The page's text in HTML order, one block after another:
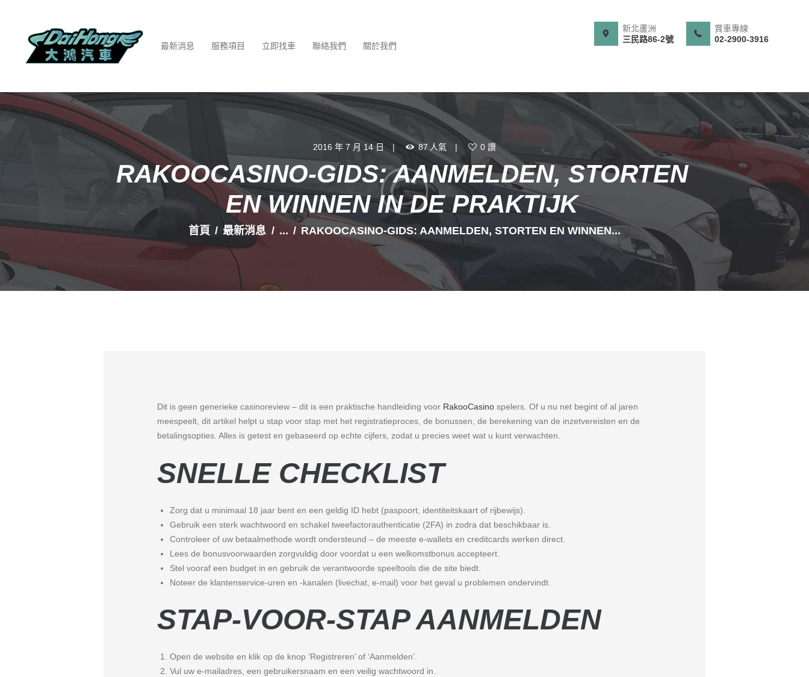
最新消息 服務項目 立即找車 聯絡我們 關於我們
新北蘆洲
三民路86-2號
賞車專線
02-2900-3916
2016 年 7 月 14 日 87 人氣 0 讚
RAKOOCASINO-GIDS: AANMELDEN, STORTEN
EN WINNEN IN DE PRAKTIJK
首頁 最新消息 ... RAKOOCASINO-GIDS: AANMELDEN, STORTEN EN WINNEN...
服務項目
聯絡我們
關於我們
Dit is geen generieke casinoreview – dit is een praktische handleiding voor RakooCasino spelers. Of u nu net begint of al jaren
meespeelt, dit artikel helpt u stap voor stap met het registratieproces, de bonussen, de berekening van de inzetvereisten en de
betalingsopties. Alles is getest en gebaseerd op echte cijfers, zodat u precies weet wat u kunt verwachten.
SNELLE CHECKLIST
Zorg dat u minimaal 18 jaar bent en een geldig ID hebt (paspoort, identiteitskaart of rijbewijs).
Gebruik een sterk wachtwoord en schakel tweefactorauthenticatie (2FA) in zodra dat beschikbaar is.
Controleer of uw betaalmethode wordt ondersteund – de meeste e-wallets en creditcards werken direct.
Lees de bonusvoorwaarden zorgvuldig door voordat u een welkomstbonus accepteert.
Stel vooraf een budget in en gebruik de verantwoorde speeltools die de site biedt.
Noteer de klantenservice-uren en -kanalen (livechat, e-mail) voor het geval u problemen ondervindt.
STAP-VOOR-STAP AANMELDEN
Open de website en klik op de knop ‘Registreren’ of ‘Aanmelden’.
Vul uw e-mailadres, een gebruikersnaam en een veilig wachtwoord in.